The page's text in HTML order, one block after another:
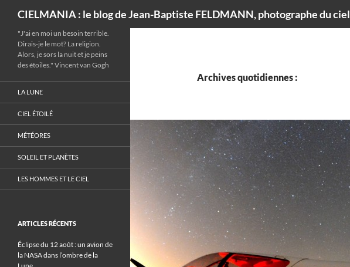
CIELMANIA : le blog de Jean-Baptiste FELDMANN, photographe du ciel
Archives quotidiennes :
"J'ai en moi un besoin terrible.
Dirais-je le mot? La religion.
Alors, je sors la nuit et je peins
des étoiles." Vincent van Gogh
LA LUNE
CIEL ÉTOILÉ
MÉTÉORES
SOLEIL ET PLANÈTES
LES HOMMES ET LE CIEL
ARTICLES RÉCENTS
Éclipse du 12 août : un avion de
la NASA dans l’ombre de la